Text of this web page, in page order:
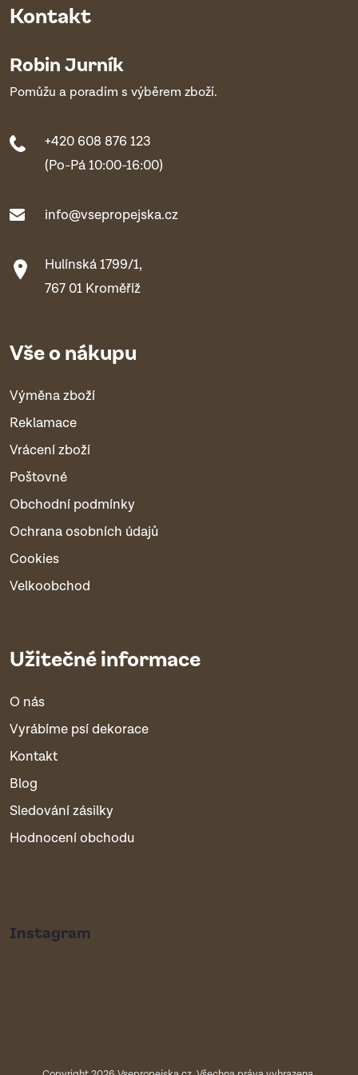
Kontakt
Robin Jurník
Pomůžu a poradím s výběrem zboží.
+420 608 876 123
(Po-Pá 10:00-16:00)
info@vsepropejska.cz
Hulínská 1799/1,
767 01 Kroměříž
Vše o nákupu
Výměna zboží
Reklamace
Vrácení zboží
Poštovné
Obchodní podmínky
Ochrana osobních údajů
Cookies
Velkoobchod
Užitečné informace
O nás
Vyrábíme psí dekorace
Kontakt
Blog
Sledování zásilky
Hodnocení obchodu
Instagram